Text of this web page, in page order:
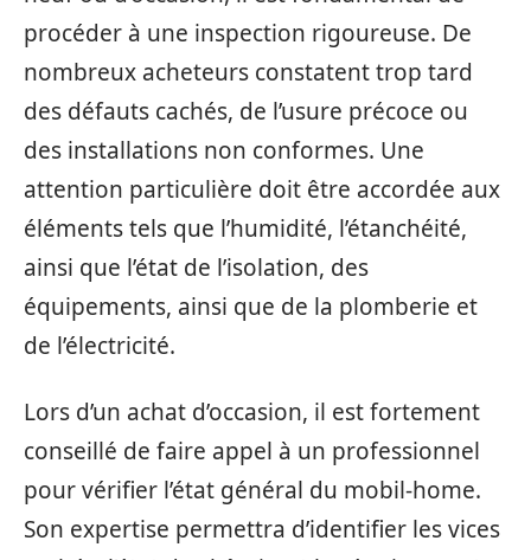
procéder à une inspection rigoureuse. De
nombreux acheteurs constatent trop tard
des défauts cachés, de l’usure précoce ou
des installations non conformes. Une
attention particulière doit être accordée aux
éléments tels que l’humidité, l’étanchéité,
ainsi que l’état de l’isolation, des
équipements, ainsi que de la plomberie et
de l’électricité.
Lors d’un achat d’occasion, il est fortement
conseillé de faire appel à un professionnel
pour vérifier l’état général du mobil-home.
Son expertise permettra d’identifier les vices